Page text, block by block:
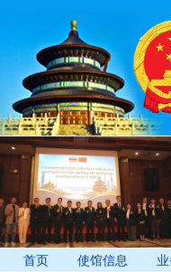
首页 使馆信息